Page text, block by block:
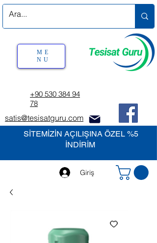
SİTEMİZİN AÇILIŞINA ÖZEL %5
İNDİRİM
+90 530 384 94
78
satis@tesisatguru.com
Giriş
ME
NU